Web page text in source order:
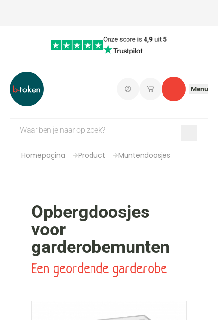
AanmeldenMijn opgeslagen
Contact
Menu
Homepagina Product Muntendoosjes
Opbergdoosjes
voor
garderobemunten
Een geordende garderobe